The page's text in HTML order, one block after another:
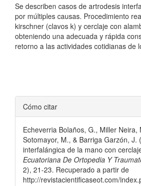
Se describen casos de artrodesis
por múltiples causas. Procedimiento
kirschner (clavos k) y cerclaje con
obteniendo una adecuada y rápida
retorno a las actividades cotidianas de
Detalles
del
artículo
Cómo citar
Echeverria Bolaños, G., Miller Neira,
Sotomayor, M., & Barriga Garzón, J.
interfalángica de la mano con
Ecuatoriana De Ortopedia Y
2), 21-23. Recuperado a partir de
http://revistacientificaseot.com/